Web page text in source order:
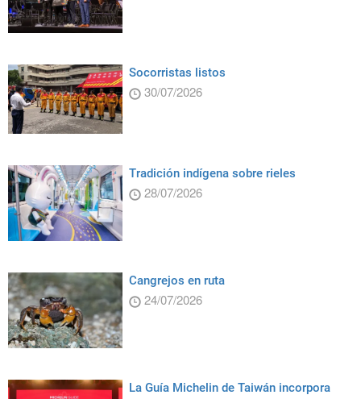
Socorristas listos
30/07/2026
Tradición indígena sobre rieles
28/07/2026
Cangrejos en ruta
24/07/2026
La Guía Michelin de Taiwán incorpora